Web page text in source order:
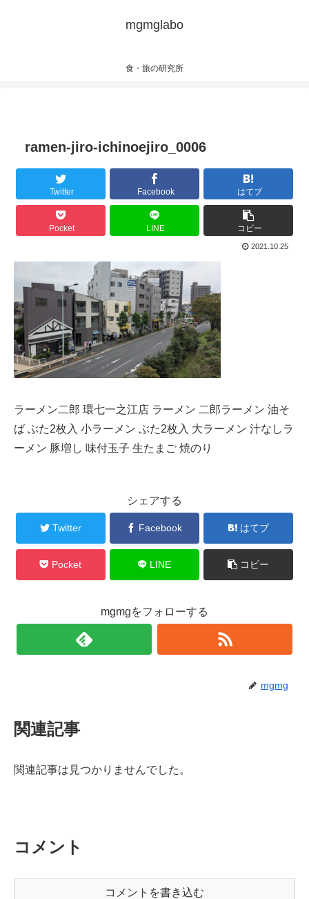
mgmglabo
食・旅の研究所
ramen-jiro-ichinoejiro_0006
Twitter Facebook はてブ
Pocket LINE コピー
2021.10.25
ラーメン二郎 環七一之江店 ラーメン 二郎ラーメン 油そ
ば ぶた2枚入 小ラーメン ぶた2枚入 大ラーメン 汁なしラ
ーメン 豚増し 味付玉子 生たまご 焼のり
シェアする
Twitter Facebook はてブ
Pocket LINE コピー
mgmgをフォローする
mgmg
関連記事
関連記事は見つかりませんでした。
コメント
コメントを書き込む